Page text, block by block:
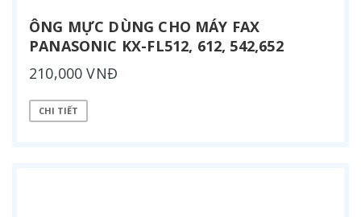
ÔNG MỰC DÙNG CHO MÁY FAX
PANASONIC KX-FL512, 612, 542,652
210,000 VNĐ
CHI TIẾT